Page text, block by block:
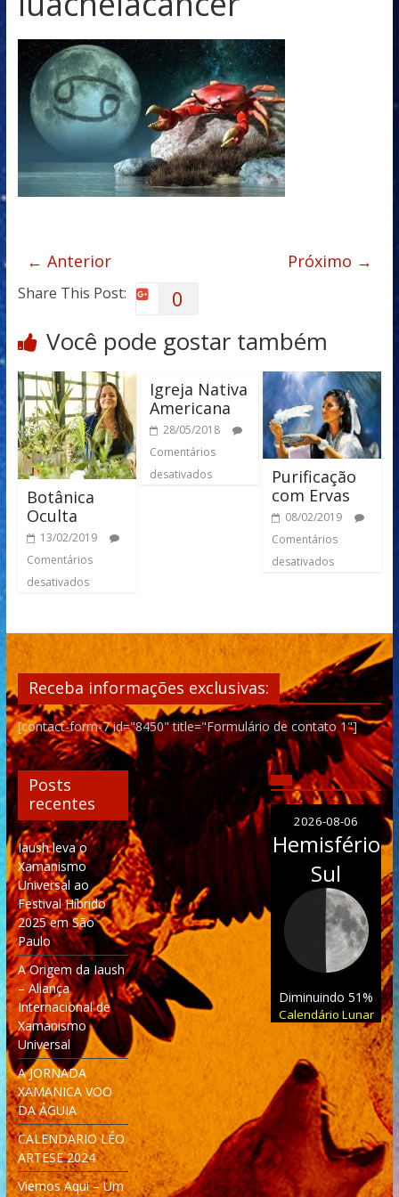
← Anterior Próximo →
Share This Post: 0
Você pode gostar também
Botânica
Oculta
13/02/2019
Comentários
desativados
Igreja Nativa
Americana
28/05/2018
Comentários
desativados
Purificação
com Ervas
08/02/2019
Comentários
desativados
Receba informações exclusivas:
[contact-form-7 id="8450" title="Formulário de contato 1"]
Posts
recentes
Iaush leva o
Xamanismo
Universal ao
Festival Híbrido
2025 em São
Paulo
A Origem da Iaush
– Aliança
Internacional de
Xamanismo
Universal
A JORNADA
XAMANICA VOO
DA ÁGUIA
CALENDARIO LÉO
ARTESE 2024
Viemos Aqui – Um
2026-08-06
Hemisfério
Sul
Diminuindo 51%
Calendário Lunar